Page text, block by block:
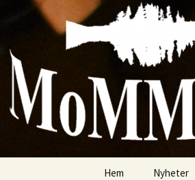
Vi vägleder
Hem Nyheter